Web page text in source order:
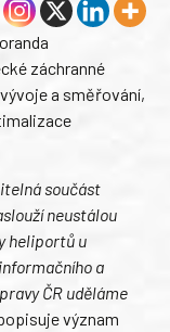
záchranné
a směřování,
součást
neustálou
heliportů u
a
ČR uděláme
význam